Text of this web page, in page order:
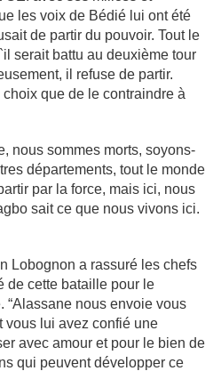
les voix de Bédié lui ont été
de partir du pouvoir. Tout le
serait battu au deuxième tour
il refuse de partir.
que de le contraindre à
nous sommes morts, soyons-
départements, tout le monde
par la force, mais ici, nous
sait ce que nous vivons ici.
Lobognon a rassuré les chefs
de cette bataille pour le
“Alassane nous envoie vous
vous lui avez confié une
avec amour et pour le bien de
qui peuvent développer ce